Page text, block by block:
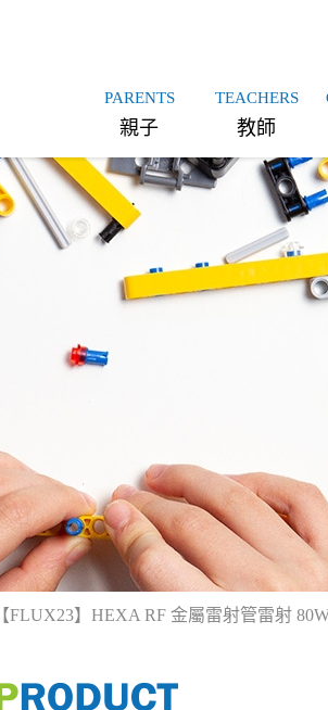
PARENTS
親子
TEACHERS
教師
【FLUX23】HEXA RF 金屬雷射管雷射